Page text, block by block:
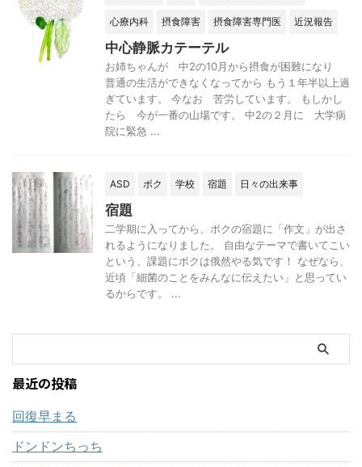
心療内科 摂食障害 摂食障害専門医 近況報告
中心静脈カテーテル
お姉ちゃんが 中2の10月から摂食が困難になり
普通の生活ができなくなってから もう１年半以上過
ぎています。 今なお 苦労しています。 もしかし
たら 今が一番の山場です。 中2の２月に 大学病
院に緊急 ...
ASD ボク 学校 宿題 日々の出来事
宿題
二学期に入ってから、ボクの宿題に「作文」が出さ
れるようになりました。 自由なテーマで書いてこい
という、課題にボクは俄然やる気です！ なぜなら、
近頃「細菌のことをみんなに伝えたい」と思ってい
るからです。 ...
最近の投稿
回復早まる
ドンドンちっち